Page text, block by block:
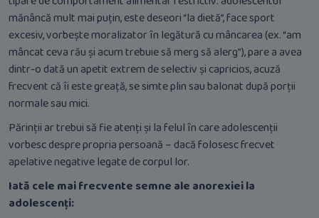
mănâncă mult mai puțin, este deseori “la dietă”, face sport
excesiv, vorbește moralizator în legătură cu mâncarea (ex. “am
mâncat ceva rău și acum trebuie să merg să alerg”), pare a avea
dintr-o dată un apetit extrem de selectiv și capricios, acuză
frecvent că îi este greață, se simte plin sau balonat după porții
normale sau mici.
Părinții ar trebui să fie atenți și la felul în care adolescenții
vorbesc despre propria persoană – dacă folosesc frecvet
apelative negative legate de corpul lor.
Iată cele mai frecvente semne ale anorexiei la
adolescenți: